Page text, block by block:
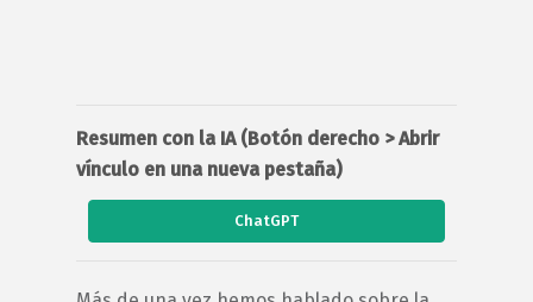
Resumen con la IA (Botón derecho > Abrir
vínculo en una nueva pestaña)
ChatGPT